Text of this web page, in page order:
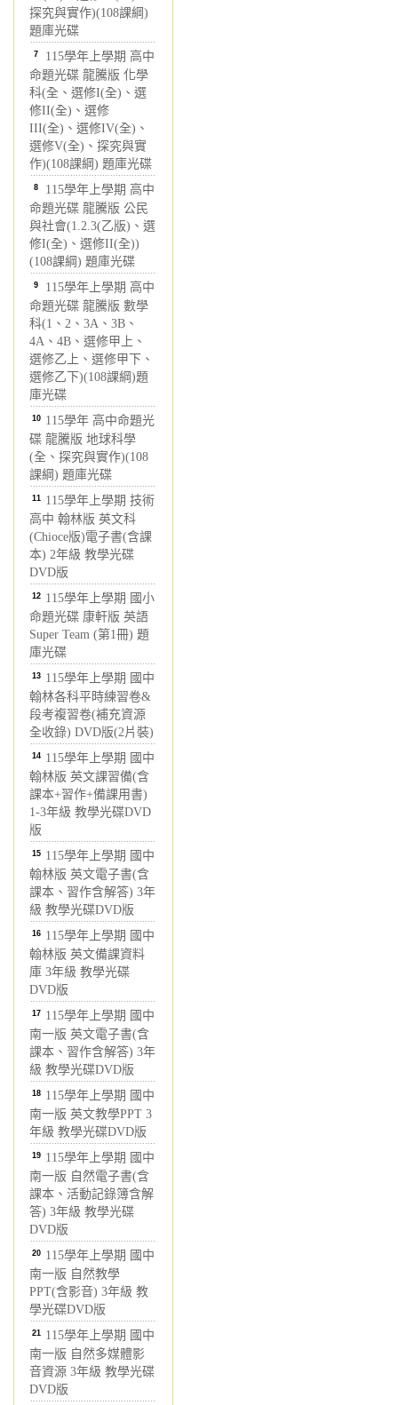
探究與實作)(108課綱)
題庫光碟
7 115學年上學期 高中
命題光碟 龍騰版 化學
科(全、選修I(全)、選
修II(全)、選修
III(全)、選修IV(全)、
選修V(全)、探究與實
作)(108課綱) 題庫光碟
8 115學年上學期 高中
命題光碟 龍騰版 公民
與社會(1.2.3(乙版)、選
修I(全)、選修II(全))
(108課綱) 題庫光碟
9 115學年上學期 高中
命題光碟 龍騰版 數學
科(1、2、3A、3B、
4A、4B、選修甲上、
選修乙上、選修甲下、
選修乙下)(108課綱)題
庫光碟
10 115學年 高中命題光
碟 龍騰版 地球科學
(全、探究與實作)(108
課綱) 題庫光碟
11 115學年上學期 技術
高中 翰林版 英文科
(Chioce版)電子書(含課
本) 2年級 教學光碟
DVD版
12 115學年上學期 國小
命題光碟 康軒版 英語
Super Team (第1冊) 題
庫光碟
13 115學年上學期 國中
翰林各科平時練習卷&
段考複習卷(補充資源
全收錄) DVD版(2片裝)
14 115學年上學期 國中
翰林版 英文課習備(含
課本+習作+備課用書)
1-3年級 教學光碟DVD
版
15 115學年上學期 國中
翰林版 英文電子書(含
課本、習作含解答) 3年
級 教學光碟DVD版
16 115學年上學期 國中
翰林版 英文備課資料
庫 3年級 教學光碟
DVD版
17 115學年上學期 國中
南一版 英文電子書(含
課本、習作含解答) 3年
級 教學光碟DVD版
18 115學年上學期 國中
南一版 英文教學PPT 3
年級 教學光碟DVD版
19 115學年上學期 國中
南一版 自然電子書(含
課本、活動記錄簿含解
答) 3年級 教學光碟
DVD版
20 115學年上學期 國中
南一版 自然教學
PPT(含影音) 3年級 教
學光碟DVD版
21 115學年上學期 國中
南一版 自然多媒體影
音資源 3年級 教學光碟
DVD版